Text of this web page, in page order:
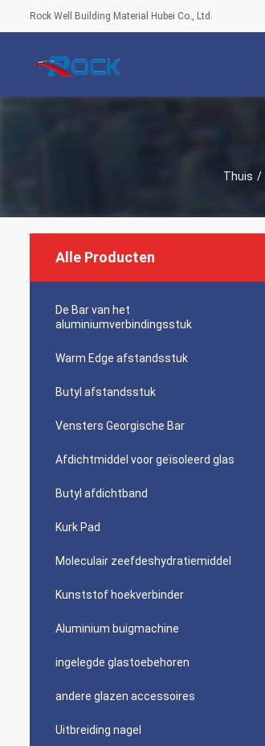
Rock Well Building Material Hubei Co., Ltd.
Thuis /
Alle Producten
De Bar van het
aluminiumverbindingsstuk
Warm Edge afstandsstuk
Butyl afstandsstuk
Vensters Georgische Bar
Afdichtmiddel voor geïsoleerd glas
Butyl afdichtband
Kurk Pad
Moleculair zeefdeshydratiemiddel
Kunststof hoekverbinder
Aluminium buigmachine
ingelegde glastoebehoren
andere glazen accessoires
Uitbreiding nagel